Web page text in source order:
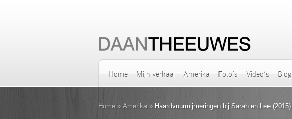
Home Mijn verhaal Amerika Foto’s Video’s Blog
Home » Amerika » Haardvuurmijmeringen bij Sarah en Lee (2015)